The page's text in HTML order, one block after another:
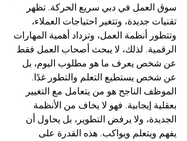
سوق العمل في دبي سريع الحركة. تظهر
تقنيات جديدة، وتتغير احتياجات العملاء،
وتتطور أنظمة العمل، وتزداد أهمية المهارات
الرقمية. لذلك، لا يبحث أصحاب العمل فقط
عن شخص يعرف ما هو مطلوب اليوم، بل
عن شخص يستطيع التعلم والتطور غدًا.
الموظف الناجح هو من يتعامل مع التغيير
بعقلية إيجابية. فهو لا يخاف من الأنظمة
الجديدة، ولا يرفض التطوير، بل يحاول أن
يفهم ويتعلم ويواكب. هذه القدرة على